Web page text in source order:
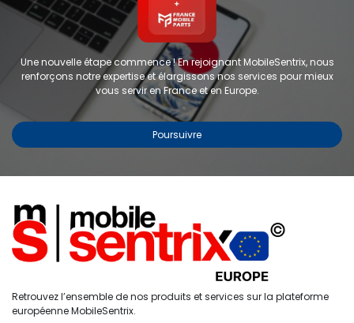
Étiquettes
Accueil Recherche
0
Compte
Une nouvelle étape commence ! En rejoignant MobileSentrix, nous
renforçons notre expertise et élargissons nos services pour mieux
vous servir en France et en Europe.
Poursuivre
Retrouvez l’ensemble de nos produits et services sur la plateforme
européenne MobileSentrix.
Copyright © 2024 FMP-France. Tous droits réservés